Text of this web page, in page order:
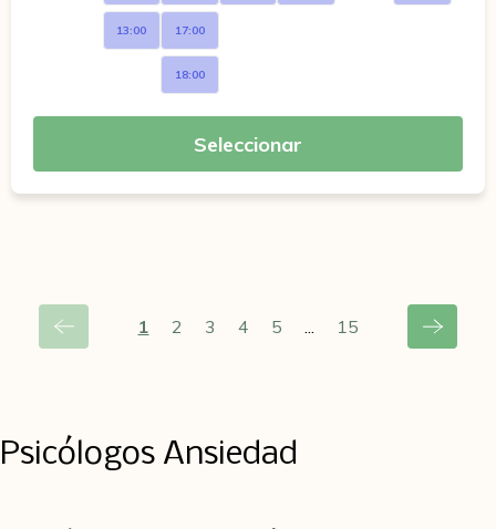
13:00 17:00
18:00
Seleccionar
1 2 3 4 5 ... 15
Psicólogos Ansiedad